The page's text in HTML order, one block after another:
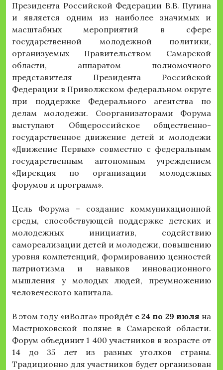
Президента Российской Федерации В.В. Путина
и является одним из наиболее значимых и
масштабных мероприятий в сфере
государственной молодежной политики,
организуемых Правительством Самарской
области, аппаратом полномочного
представителя Президента Российской
Федерации в Приволжском федеральном округе
при поддержке Федерального агентства по
делам молодежи. Соорганизаторами Форума
выступают Общероссийское общественно-
государственное движение детей и молодежи
«Движение Первых» совместно с федеральным
государственным автономным учреждением
«Дирекция по организации молодежных
форумов и программ».
Цель Форума – создание коммуникационной
среды, способствующей поддержке детских и
молодежных инициатив, содействию
самореализации детей и молодежи, повышению
уровня компетенций, формированию ценностей
патриотизма и навыков инновационного
мышления у молодых людей, преумножению
человеческого капитала.
В этом году «иВолга» пройдёт с 24 по 29 июля на
Мастрюковской поляне в Самарской области.
Форум объединит 1 400 участников в возрасте от
14 до 35 лет из разных уголков страны.
Традиционно для участников будет организован